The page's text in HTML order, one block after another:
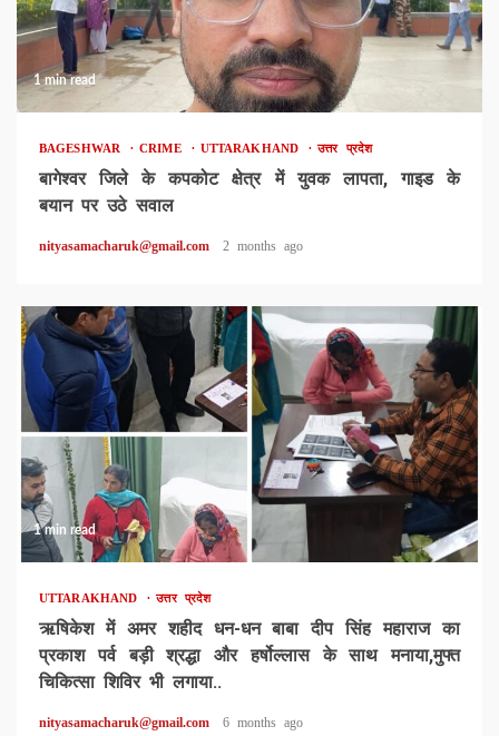
1 min read
BAGESHWAR CRIME UTTARAKHAND उत्तर प्रदेश
बागेश्वर जिले के कपकोट क्षेत्र में युवक लापता, गाइड के
बयान पर उठे सवाल
nityasamacharuk@gmail.com 2 months ago
1 min read
UTTARAKHAND उत्तर प्रदेश
ऋषिकेश में अमर शहीद धन-धन बाबा दीप सिंह महाराज का
प्रकाश पर्व बड़ी श्रद्धा और हर्षोल्लास के साथ मनाया,मुफ्त
चिकित्सा शिविर भी लगाया..
nityasamacharuk@gmail.com 6 months ago